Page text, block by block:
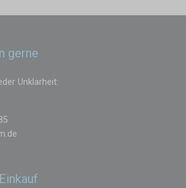
gerne
Unklarheit: